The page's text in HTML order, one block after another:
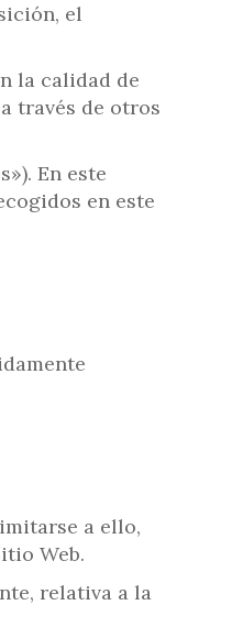
el
la calidad de
través de otros
En este
en este
a ello,
Web.
relativa a la